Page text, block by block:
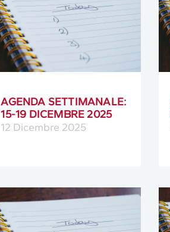
AGENDA SETTIMANALE:
15-19 DICEMBRE 2025
12 Dicembre 2025